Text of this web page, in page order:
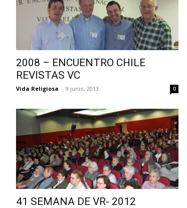
2008 – ENCUENTRO CHILE
REVISTAS VC
Vida Religiosa - 9 junio, 2013 0
41 SEMANA DE VR- 2012